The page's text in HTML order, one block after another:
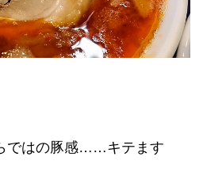
ではの豚感……キテます